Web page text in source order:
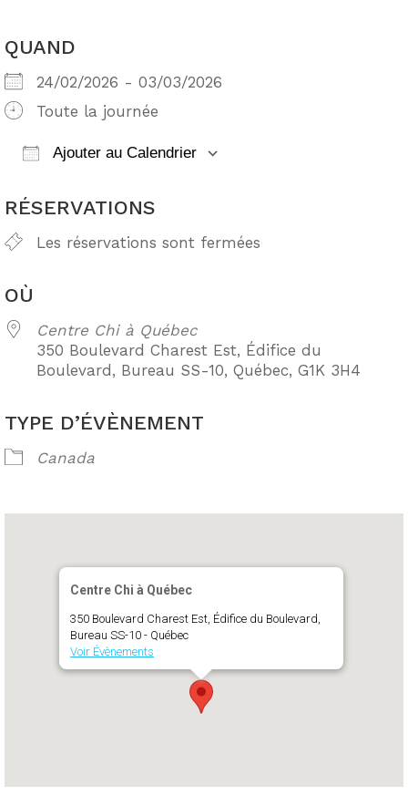
QUAND
24/02/2026 - 03/03/2026
Toute la journée
Ajouter au Calendrier
RÉSERVATIONS
Les réservations sont fermées
OÙ
Centre Chi à Québec
350 Boulevard Charest Est, Édifice du
Boulevard, Bureau SS-10, Québec, G1K 3H4
TYPE D’ÉVÈNEMENT
Canada
Centre Chi à Québec
350 Boulevard Charest Est, Édifice du Boulevard,
Bureau SS-10 - Québec
Voir Évènements